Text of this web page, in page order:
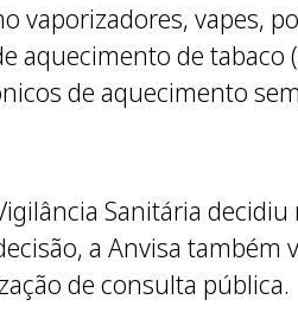
vaporizadores, vapes,
aquecimento de tabaco
de aquecimento
Sanitária decidiu
a Anvisa também
de consulta pública.